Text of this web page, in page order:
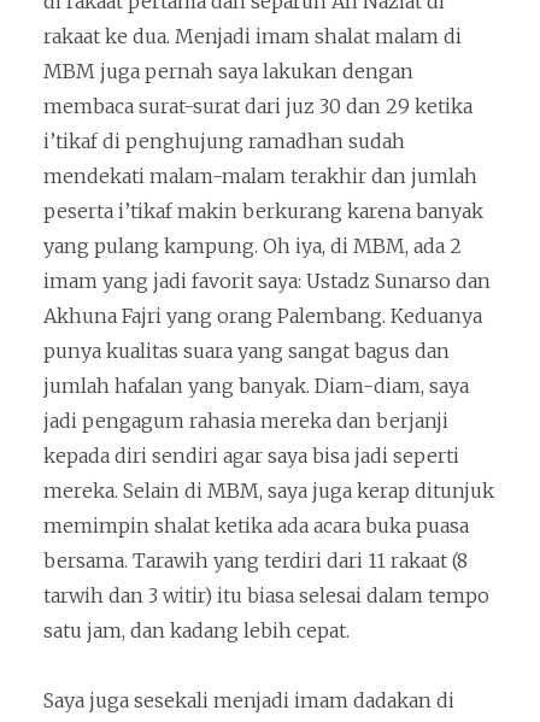
rakaat ke dua. Menjadi imam shalat malam di
MBM juga pernah saya lakukan dengan
membaca surat-surat dari juz 30 dan 29 ketika
i’tikaf di penghujung ramadhan sudah
mendekati malam-malam terakhir dan jumlah
peserta i’tikaf makin berkurang karena banyak
yang pulang kampung. Oh iya, di MBM, ada 2
imam yang jadi favorit saya: Ustadz Sunarso dan
Akhuna Fajri yang orang Palembang. Keduanya
punya kualitas suara yang sangat bagus dan
jumlah hafalan yang banyak. Diam-diam, saya
jadi pengagum rahasia mereka dan berjanji
kepada diri sendiri agar saya bisa jadi seperti
mereka. Selain di MBM, saya juga kerap ditunjuk
memimpin shalat ketika ada acara buka puasa
bersama. Tarawih yang terdiri dari 11 rakaat (8
tarwih dan 3 witir) itu biasa selesai dalam tempo
satu jam, dan kadang lebih cepat.
Saya juga sesekali menjadi imam dadakan di